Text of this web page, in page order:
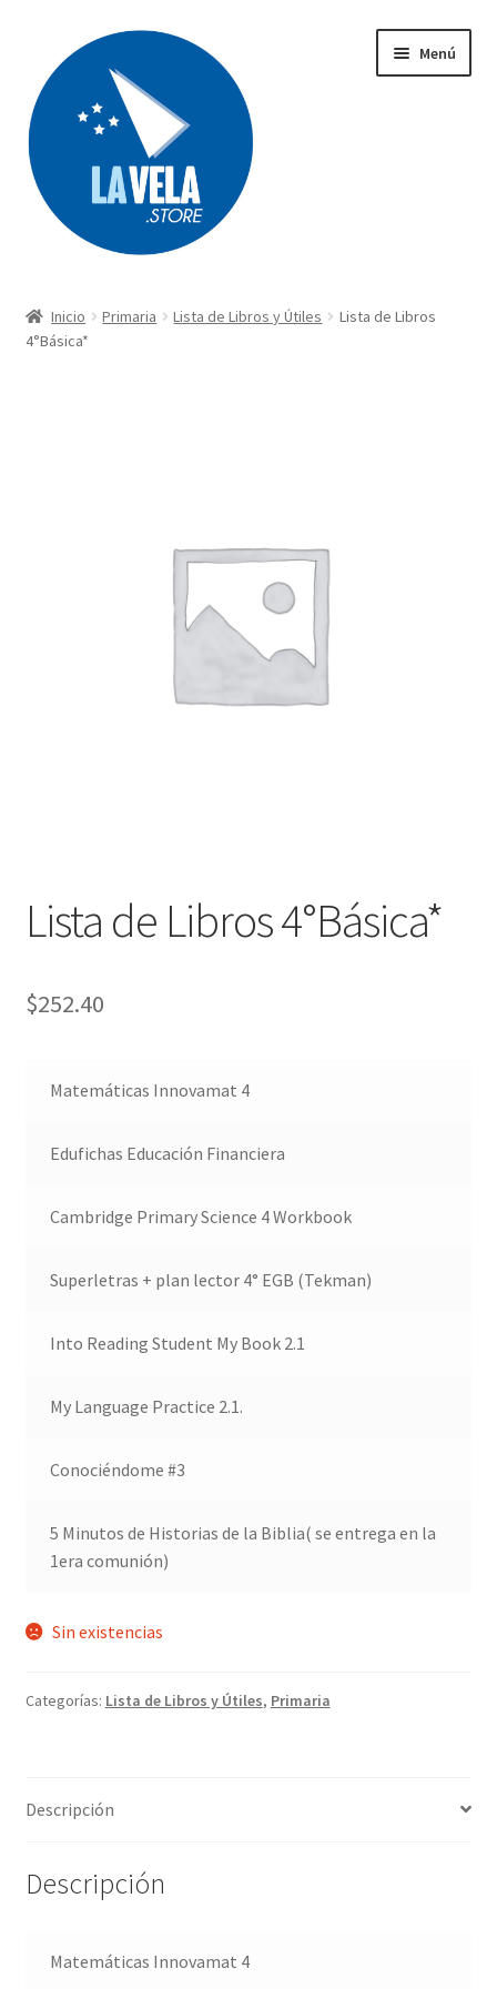
la
navegación
contenido
Menú
Acerca de Lavela
Inicio Primaria Lista de Libros y Útiles
Lista de Libros
4°Básica*
Lista de Libros 4°Básica*
$252.40
Matemáticas Innovamat 4
Edufichas Educación Financiera
Cambridge Primary Science 4 Workbook
Superletras + plan lector 4° EGB (Tekman)
Into Reading Student My Book 2.1
My Language Practice 2.1.
Conociéndome #3
5 Minutos de Historias de la Biblia( se entrega en la
1era comunión)
Sin existencias
Categorías: Lista de Libros y Útiles, Primaria
Descripción
Descripción
Matemáticas Innovamat 4